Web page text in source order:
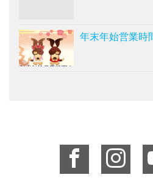
年末年始営業時